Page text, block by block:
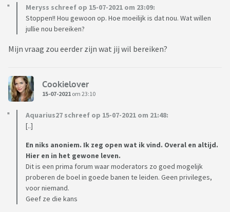
Meryss schreef op 15-07-2021 om 23:09:
Stoppen!! Hou gewoon op. Hoe moeilijk is dat nou. Wat willen
jullie nou bereiken?
Mijn vraag zou eerder zijn wat jij wil bereiken?
Cookielover
15-07-2021 om 23:10
Aquarius27 schreef op 15-07-2021 om 21:48:
[..]
En niks anoniem. Ik zeg open wat ik vind. Overal en altijd.
Hier en in het gewone leven.
Dit is een prima forum waar moderators zo goed mogelijk
proberen de boel in goede banen te leiden. Geen privileges,
voor niemand.
Geef ze die kans